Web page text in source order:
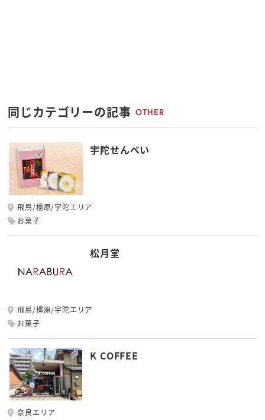
同じカテゴリーの記事 OTHER
宇陀せんべい
飛鳥/橿原/宇陀エリア
お菓子
松月堂
飛鳥/橿原/宇陀エリア
お菓子
K COFFEE
奈良エリア